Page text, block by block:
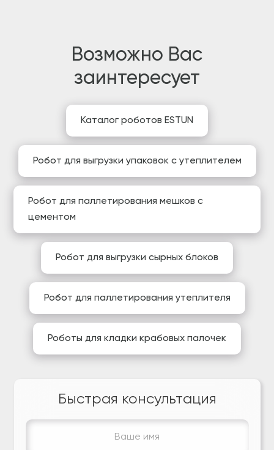
Возможно Вас
заинтересует
Каталог роботов ESTUN
Робот для выгрузки упаковок с утеплителем
Робот для паллетирования мешков с
цементом
Робот для выгрузки сырных блоков
Робот для паллетирования утеплителя
Роботы для кладки крабовых палочек
Быстрая консультация